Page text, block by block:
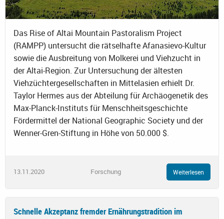
Das Rise of Altai Mountain Pastoralism Project
(RAMPP) untersucht die rätselhafte Afanasievo-Kultur
sowie die Ausbreitung von Molkerei und Viehzucht in
der Altai-Region. Zur Untersuchung der ältesten
Viehzüchtergesellschaften in Mittelasien erhielt Dr.
Taylor Hermes aus der Abteilung für Archäogenetik des
Max-Planck-Instituts für Menschheitsgeschichte
Fördermittel der National Geographic Society und der
Wenner-Gren-Stiftung in Höhe von 50.000 $.
13.11.2020 Forschung Weiterlesen
Schnelle Akzeptanz fremder Ernährungstradition im